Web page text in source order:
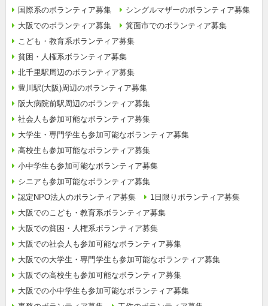
国際系のボランティア募集
シングルマザーのボランティア募集
大阪でのボランティア募集
箕面市でのボランティア募集
こども・教育系ボランティア募集
貧困・人権系ボランティア募集
北千里駅周辺のボランティア募集
豊川駅(大阪)周辺のボランティア募集
阪大病院前駅周辺のボランティア募集
社会人も参加可能なボランティア募集
大学生・専門学生も参加可能なボランティア募集
高校生も参加可能なボランティア募集
小中学生も参加可能なボランティア募集
シニアも参加可能なボランティア募集
認定NPO法人のボランティア募集
1日限りボランティア募集
大阪でのこども・教育系ボランティア募集
大阪での貧困・人権系ボランティア募集
大阪での社会人も参加可能なボランティア募集
大阪での大学生・専門学生も参加可能なボランティア募集
大阪での高校生も参加可能なボランティア募集
大阪での小中学生も参加可能なボランティア募集